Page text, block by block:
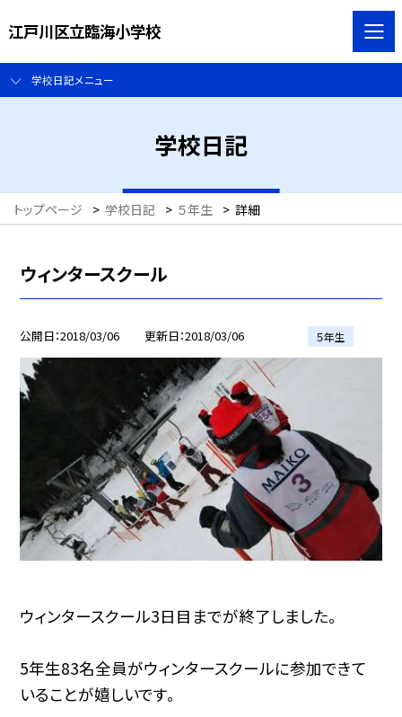
江戸川区立臨海小学校
学校日記メニュー
学校日記
トップページ > 学校日記 > ５年生 > 詳細
ウィンタースクール
公開日 2018/03/06 更新日 2018/03/06 ５年生
ウィンタースクール3日目までが終了しました。
5年生83名全員がウィンタースクールに参加できて
いることが嬉しいです。